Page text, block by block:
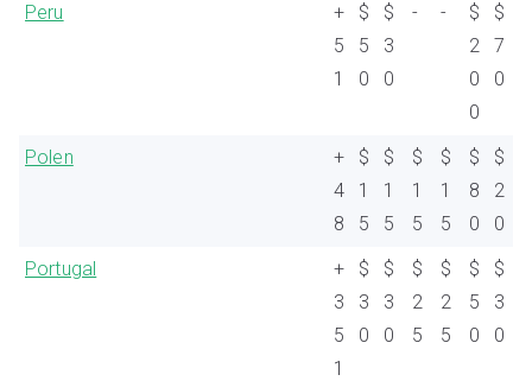
Peru
+
5
1
$
5
0
$
3
0
- -
$
2
0
0
$
7
0
Polen
+
4
8
$
1
5
$
1
5
$
1
5
$
1
5
$
8
0
$
2
0
Portugal
+
3
5
1
$
3
0
$
3
0
$
2
5
$
2
5
$
5
0
$
3
0